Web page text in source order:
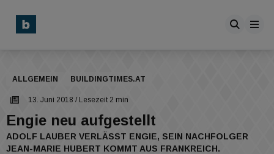
ALLGEMEIN BUILDINGTIMES.AT
13. Juni 2018 / Lesezeit 2 min
Engie neu aufgestellt
ADOLF LAUBER VERLÄSST ENGIE, SEIN NACHFOLGER
JEAN-MARIE HUBERT KOMMT AUS FRANKREICH.